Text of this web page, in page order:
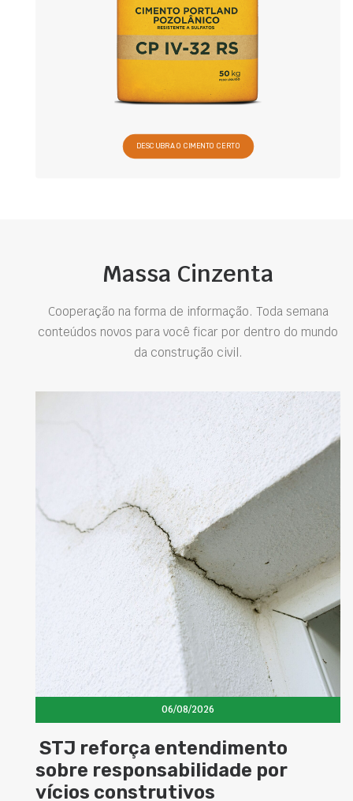
DESCUBRA O CIMENTO CERTO
Massa Cinzenta
Cooperação na forma de informação. Toda semana
conteúdos novos para você ficar por dentro do mundo
da construção civil.
06/08/2026
STJ reforça entendimento
sobre responsabilidade por
vícios construtivos